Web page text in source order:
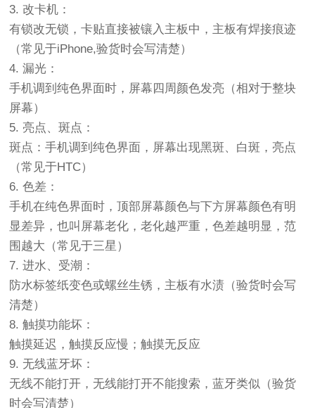
3. 改卡机：
有锁改无锁，卡贴直接被镶入主板中，主板有焊接痕迹
（常见于iPhone,验货时会写清楚）
4. 漏光：
手机调到纯色界面时，屏幕四周颜色发亮（相对于整块
屏幕）
5. 亮点、斑点：
斑点：手机调到纯色界面，屏幕出现黑斑、白斑，亮点
（常见于HTC）
6. 色差：
手机在纯色界面时，顶部屏幕颜色与下方屏幕颜色有明
显差异，也叫屏幕老化，老化越严重，色差越明显，范
围越大（常见于三星）
7. 进水、受潮：
防水标签纸变色或螺丝生锈，主板有水渍（验货时会写
清楚）
8. 触摸功能坏：
触摸延迟，触摸反应慢；触摸无反应
9. 无线蓝牙坏：
无线不能打开，无线能打开不能搜索，蓝牙类似（验货
时会写清楚）